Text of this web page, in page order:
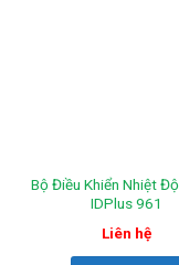
Bộ Điều Khiển Nhiệt
IDPlus 961
Liên hệ